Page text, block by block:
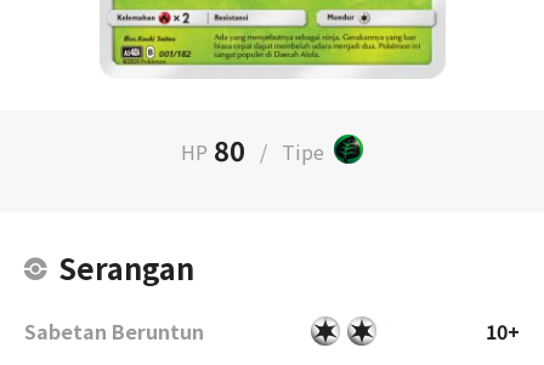
HP 80 / Tipe
Serangan
Sabetan Beruntun
10+